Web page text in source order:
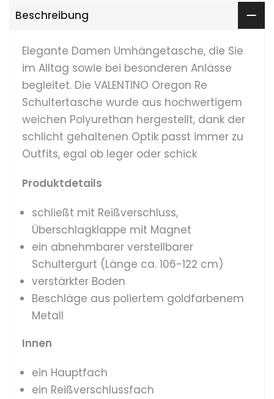
Beschreibung
Elegante Damen Umhängetasche, die Sie
im Alltag sowie bei besonderen Anlässe
begleitet. Die VALENTINO Oregon Re
Schultertasche wurde aus hochwertigem
weichen Polyurethan hergestellt, dank der
schlicht gehaltenen Optik passt immer zu
Outfits, egal ob leger oder schick
Produktdetails
schließt mit Reißverschluss,
Überschlagklappe mit Magnet
ein abnehmbarer verstellbarer
Schultergurt (Länge ca. 106-122 cm)
verstärkter Boden
Beschläge aus poliertem goldfarbenem
Metall
Innen
ein Hauptfach
ein Reißverschlussfach